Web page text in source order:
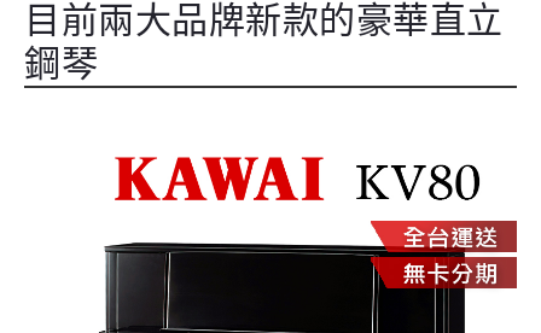
目前兩大品牌新款的豪華直立
鋼琴